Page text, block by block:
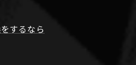
するなら